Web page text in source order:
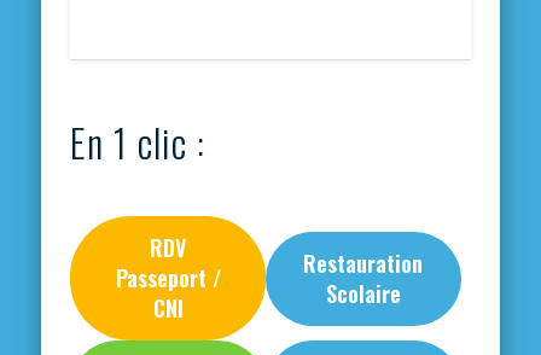
En 1 clic :
RDV
Passeport /
CNI
Restauration
Scolaire